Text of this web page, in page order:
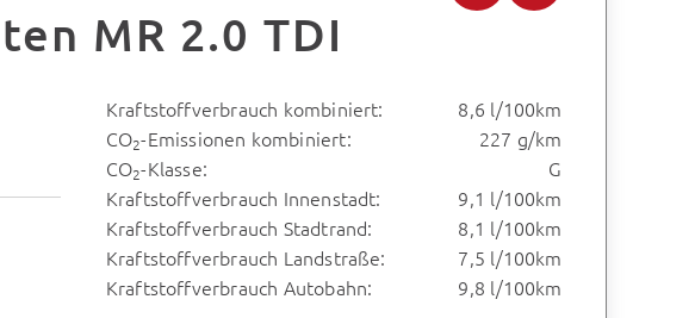
MR 2.0 TDI
Kraftstoffverbrauch kombiniert:
8,6 l/100km
CO2-Emissionen kombiniert:
227 g/km
CO2-Klasse:
G
Kraftstoffverbrauch Innenstadt:
9,1 l/100km
Kraftstoffverbrauch Stadtrand:
8,1 l/100km
Kraftstoffverbrauch Landstraße:
7,5 l/100km
Kraftstoffverbrauch Autobahn:
9,8 l/100km